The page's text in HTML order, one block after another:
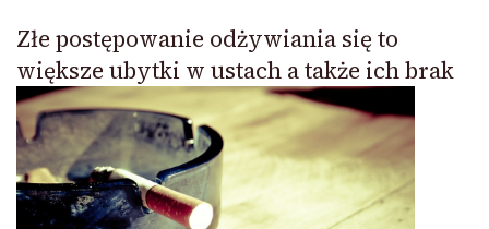
Złe postępowanie odżywiania się to
większe ubytki w ustach a także ich brak